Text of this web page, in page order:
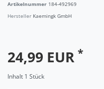
Artikelnummer 184-492969
Hersteller Kaemingk GmbH
24,99 EUR *
Inhalt 1 Stück